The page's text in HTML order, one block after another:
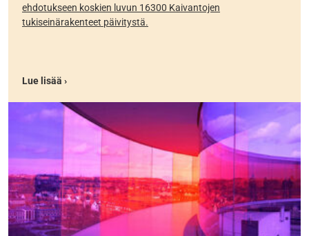
ehdotukseen koskien luvun 16300 Kaivantojen
tukiseinärakenteet päivitystä.
Lue lisää ›